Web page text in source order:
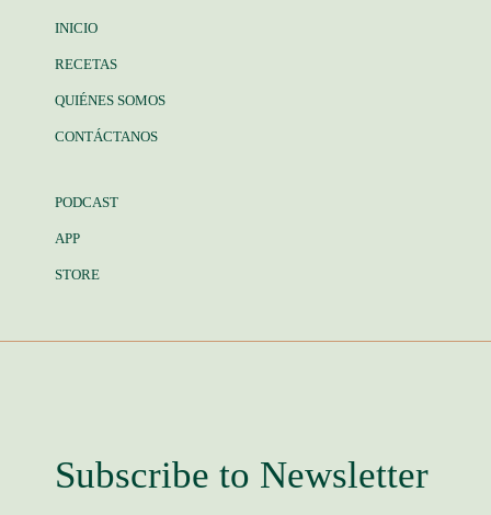
INICIO
RECETAS
QUIÉNES SOMOS
CONTÁCTANOS
PODCAST
APP
STORE
Subscribe to Newsletter